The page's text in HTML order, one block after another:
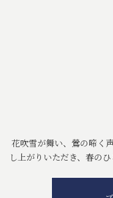
花吹雪が舞い、鶯の啼く
し上がりいただき、春の